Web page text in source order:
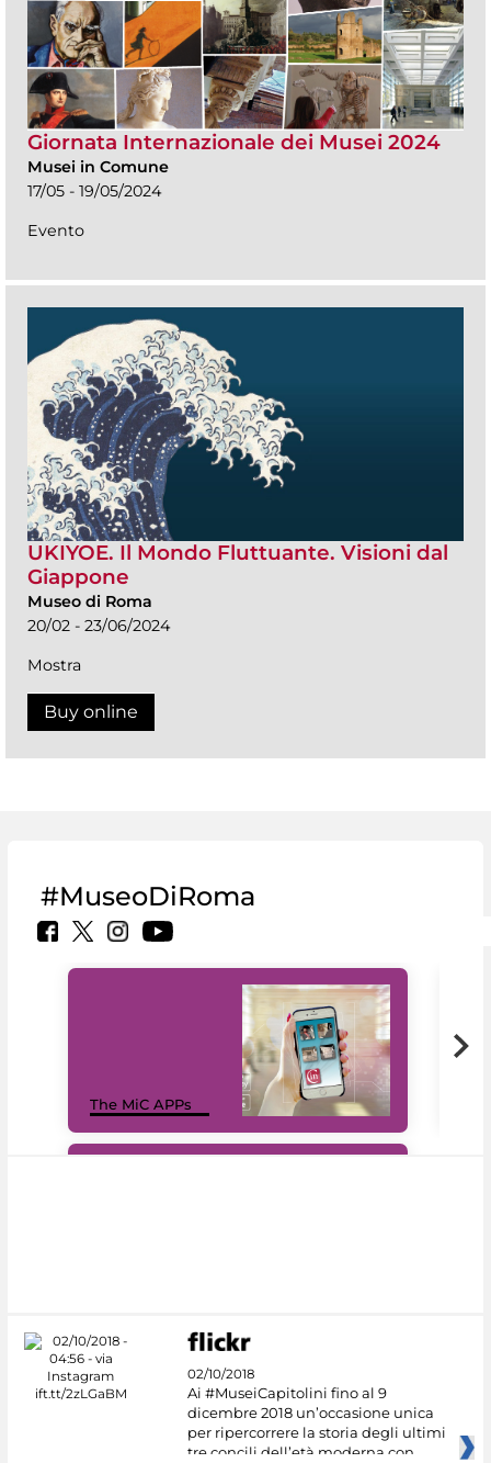
Giornata Internazionale dei Musei 2024
Musei in Comune
17/05 - 19/05/2024
Evento
UKIYOE. Il Mondo Fluttuante. Visioni dal
Giappone
Museo di Roma
20/02 - 23/06/2024
Mostra
Buy online
#MuseoDiRoma
The MiC APPs
02/10/2018
Ai #MuseiCapitolini fino al 9
dicembre 2018 un’occasione unica
per ripercorrere la storia degli ultimi
tre concili dell’età moderna con